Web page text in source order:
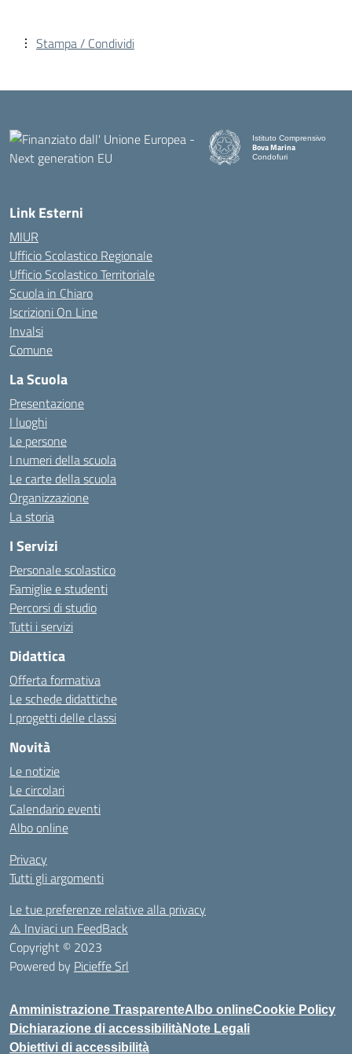
Stampa / Condividi
Istituto Comprensivo
Bova Marina
Condofuri
Link Esterni
MIUR
Ufficio Scolastico Regionale
Ufficio Scolastico Territoriale
Scuola in Chiaro
Iscrizioni On Line
Invalsi
Comune
La Scuola
Presentazione
I luoghi
Le persone
I numeri della scuola
Le carte della scuola
Organizzazione
La storia
I Servizi
Personale scolastico
Famiglie e studenti
Percorsi di studio
Tutti i servizi
Didattica
Offerta formativa
Le schede didattiche
I progetti delle classi
Novità
Le notizie
Le circolari
Calendario eventi
Albo online
Privacy
Tutti gli argomenti
Le tue preferenze relative alla privacy
⚠️ Inviaci un FeedBack
Copyright © 2023
Powered by Picieffe Srl
Amministrazione TrasparenteAlbo onlineCookie Policy
Dichiarazione di accessibilitàNote Legali
Obiettivi di accessibilità